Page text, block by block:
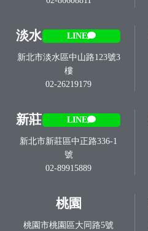
淡水 LINE
新北市淡水區中山路123號3
樓
02-26219179
新莊 LINE
新北市新莊區中正路336-1
號
02-89915889
桃園
桃園市桃園區大同路5號